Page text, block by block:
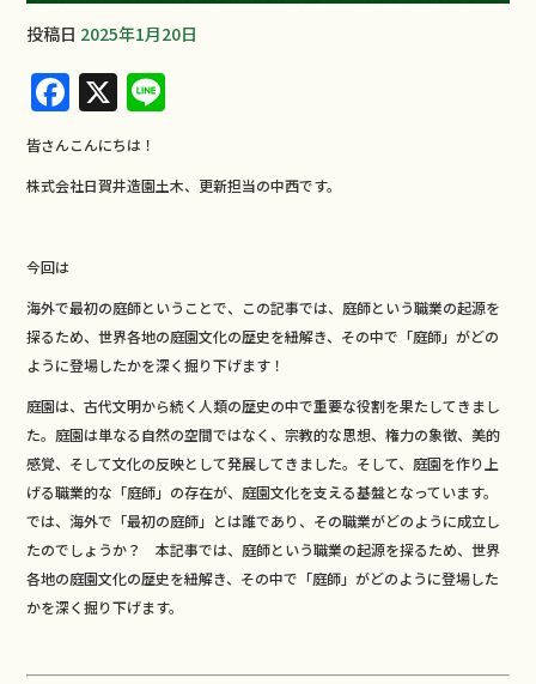
投稿日 2025年1月20日
F
a
c
e
o
k
X
e
皆さんこんにちは！
株式会社日賀井造園土木、更新担当の中西です。
今回は
海外で最初の庭師ということで、この記事では、庭師という職業の起源を
探るため、世界各地の庭園文化の歴史を紐解き、その中で「庭師」がどの
ように登場したかを深く掘り下げます！
庭園は、古代文明から続く人類の歴史の中で重要な役割を果たしてきまし
た。庭園は単なる自然の空間ではなく、宗教的な思想、権力の象徴、美的
感覚、そして文化の反映として発展してきました。そして、庭園を作り上
げる職業的な「庭師」の存在が、庭園文化を支える基盤となっています。
では、海外で「最初の庭師」とは誰であり、その職業がどのように成立し
たのでしょうか？ 本記事では、庭師という職業の起源を探るため、世界
各地の庭園文化の歴史を紐解き、その中で「庭師」がどのように登場した
かを深く掘り下げます。